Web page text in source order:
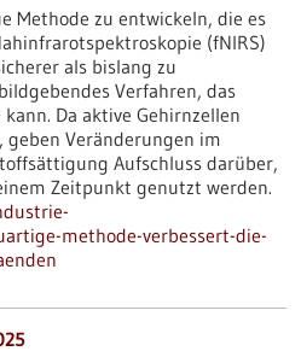
Methode zu entwickeln, die es
(fNIRS)
als bislang zu
Verfahren, das
Da aktive Gehirnzellen
Veränderungen im
Aufschluss darüber,
Zeitpunkt genutzt werden.
methode-verbessert-die-